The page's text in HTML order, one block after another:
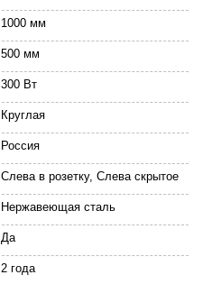
1000 мм
500 мм
300 Вт
Круглая
Россия
Слева в розетку, Слева скрытое
Нержавеющая сталь
Да
2 года